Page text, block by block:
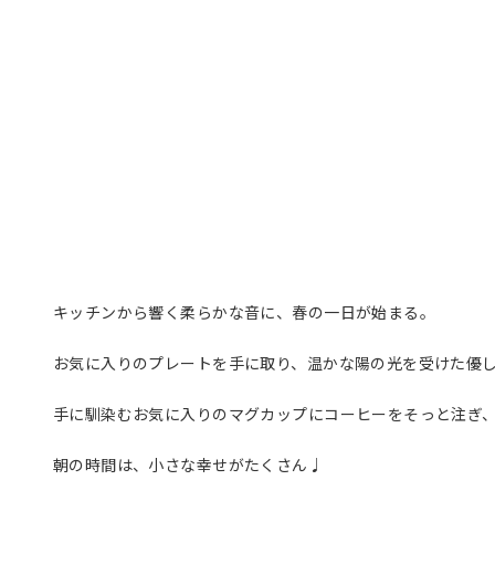
キッチンから響く柔らかな音に、春の一日が始まる。
お気に入りのプレートを手に取り、温かな陽の光を受けた優
手に馴染むお気に入りのマグカップにコーヒーをそっと注ぎ
朝の時間は、小さな幸せがたくさん♩